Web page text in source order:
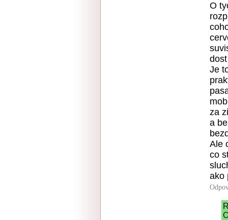
O
Je
za
a
Ale
co
ako